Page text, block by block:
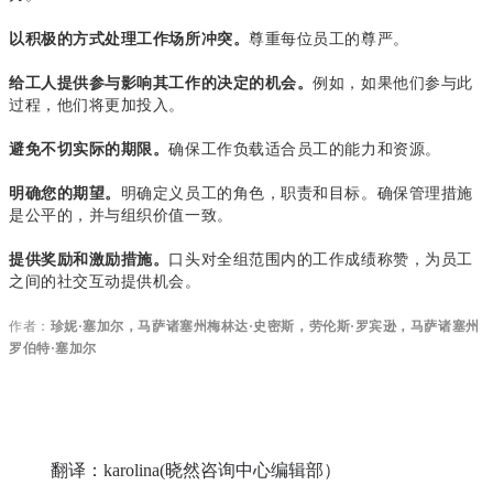
以积极的方式处理工作场所冲突。尊重每位员工的尊严。
给工人提供参与影响其工作的决定的机会。例如，如果他们参与此
过程，他们将更加投入。
避免不切实际的期限。确保工作负载适合员工的能力和资源。
明确您的期望。 明确定义员工的角色，职责和目标。确保管理措施
是公平的，并与组织价值一致。
提供奖励和激励措施。 口头对全组范围内的工作成绩称赞，为员工
之间的社交互动提供机会。
作者： 珍妮·塞加尔 ，马萨诸塞州梅林达·史密斯， 劳伦斯·罗宾逊， 马萨诸塞州
罗伯特·塞加尔
翻译：karolina(晓然咨询中心编辑部）